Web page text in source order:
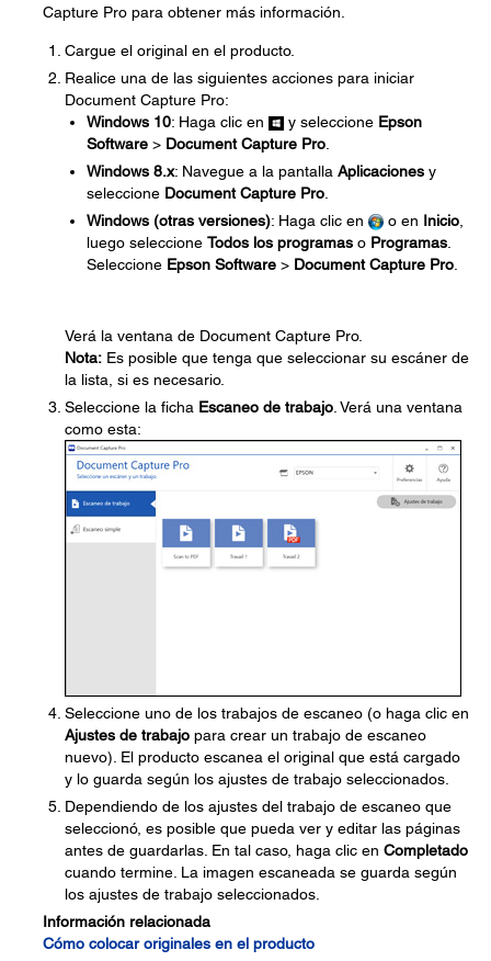
Capture Pro para obtener más información.
Cargue el original en el producto.
Realice una de las siguientes acciones para iniciar
Document Capture Pro:
Windows 10: Haga clic en y seleccione Epson
Software > Document Capture Pro
Windows 8.x: Navegue a la pantalla Aplicaciones y
seleccione Document Capture Pro
Windows (otras versiones): Haga clic en o en Inicio
luego seleccione Todos los programas o Programas
Seleccione Epson Software > Document Capture Pro
Verá la ventana de Document Capture Pro.
Nota: Es posible que tenga que seleccionar su escáner de
la lista, si es necesario.
Seleccione la ficha Escaneo de trabajo . Verá una ventana
como esta:
Seleccione uno de los trabajos de escaneo (o haga clic en
Ajustes de trabajo para crear un trabajo de escaneo
nuevo). El producto escanea el original que está cargado
y lo guarda según los ajustes de trabajo seleccionados.
Dependiendo de los ajustes del trabajo de escaneo que
seleccionó, es posible que pueda ver y editar las páginas
antes de guardarlas. En tal caso, haga clic en Completado
cuando termine. La imagen escaneada se guarda según
los ajustes de trabajo seleccionados.
Información relacionada
Cómo colocar originales en el producto